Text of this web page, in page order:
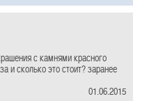
с камнями красного
и сколько это стоит? заранее
01.06.2015